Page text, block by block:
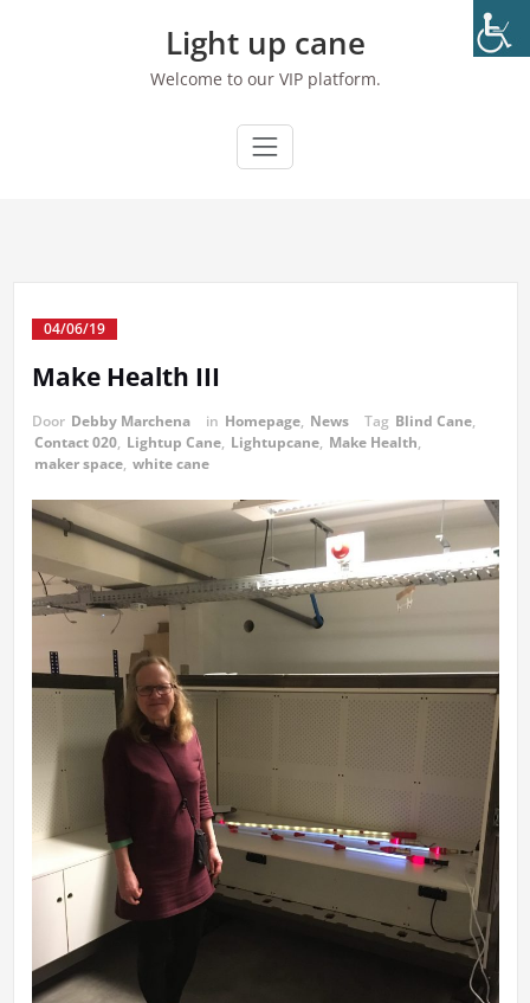
Light up cane
Welcome to our VIP platform.
04/06/19
Make Health III
Door Debby Marchena in Homepage, News Tag Blind Cane,
Contact 020, Lightup Cane, Lightupcane, Make Health,
maker space, white cane